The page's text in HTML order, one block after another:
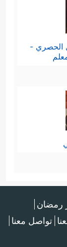
الحصري -
رمضان
تواصل معنا